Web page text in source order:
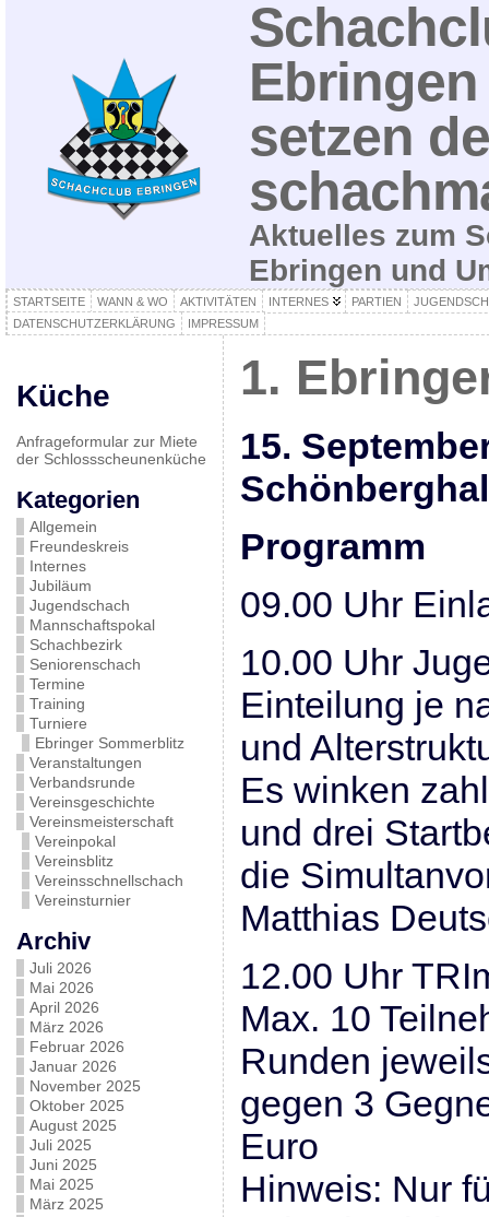
setzen
Aktuelles zum
Ebringen und
STARTSEITE WANN & WO AKTIVITÄTEN INTERNES PARTIEN
DATENSCHUTZERKLÄRUNG
IMPRESSUM
Küche
Anfrageformular zur Miete
der Schlossscheunenküche
Kategorien
Allgemein
Freundeskreis
Internes
Jubiläum
Jugendschach
Mannschaftspokal
Schachbezirk
Seniorenschach
Termine
Training
Turniere
Ebringer Sommerblitz
Veranstaltungen
Verbandsrunde
Vereinsgeschichte
Vereinsmeisterschaft
Vereinpokal
Vereinsblitz
Vereinsschnellschach
Vereinsturnier
Archiv
Juli 2026
Mai 2026
April 2026
März 2026
Februar 2026
Januar 2026
November 2025
Oktober 2025
August 2025
Juli 2025
Juni 2025
Mai 2025
März 2025
1.
15.
Programm
09.00 Uhr
10.00 Uhr
Einteilung je
und
Es winken
und drei
die
Matthias
12.00 Uhr
Max. 10
Runden
gegen 3
Euro
Hinweis: Nur